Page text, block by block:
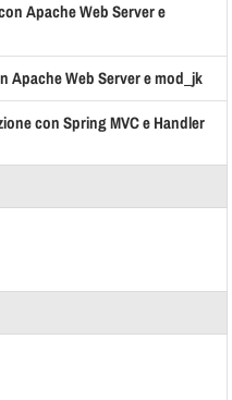
Apache Web Server e
Apache Web Server e mod_jk
con Spring MVC e Handler